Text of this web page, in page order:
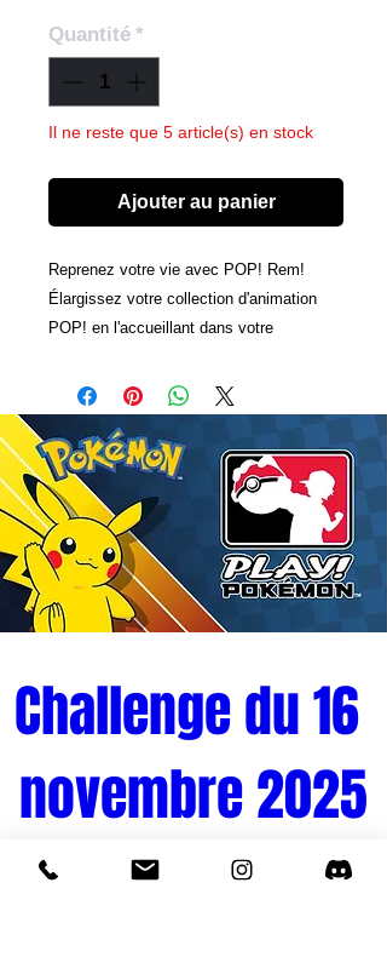
Quantité *
Il ne reste que 5 article(s) en stock
Ajouter au panier
Reprenez votre vie avec POP! Rem!
Élargissez votre collection d'animation
POP! en l'accueillant dans votre
Another World.
Challenge du 16
novembre 2025
Tournoi Pokémon